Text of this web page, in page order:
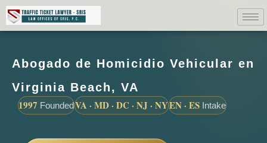
Abogado de Homicidio Vehicular en
Virginia Beach, VA
1997 FoundedVA · MD · DC · NJ · NYEN · ES Intake